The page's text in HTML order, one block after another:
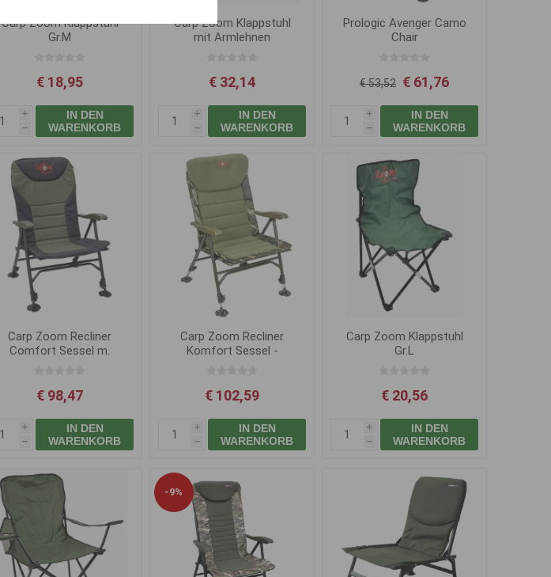
Carp Zoom Klappstuhl
Gr.M
€ 18,95
i
h
IN DEN
WARENKORB
Carp Zoom Klappstuhl
mit Armlehnen
€ 32,14
i
h
IN DEN
WARENKORB
Prologic Avenger Camo
Chair
€ 53,52 € 61,76
i
h
IN DEN
WARENKORB
Carp Zoom Recliner
Comfort Sessel m.
€ 98,47
i
h
IN DEN
WARENKORB
Carp Zoom Recliner
Komfort Sessel -
€ 102,59
i
h
IN DEN
WARENKORB
Carp Zoom Klappstuhl
Gr.L
€ 20,56
i
h
IN DEN
WARENKORB
-9%